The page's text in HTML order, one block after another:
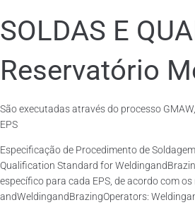
SOLDAS E
Reservatório
São executadas através do processo
EPS
Especificação de Procedimento de
Qualification Standard for
específico para cada EPS, de acordo com
andWeldingandBrazingOperators: